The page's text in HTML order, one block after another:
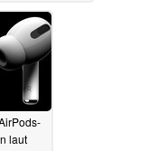
laut